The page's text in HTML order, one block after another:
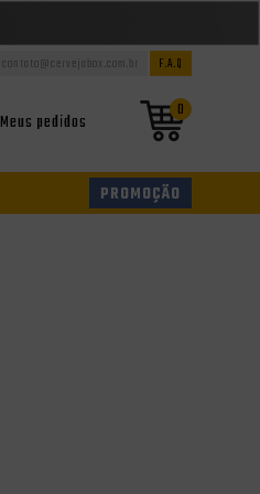
F.A.Q
contato@cervejabox.com.br
0
Meus pedidos
PROMOÇÃO